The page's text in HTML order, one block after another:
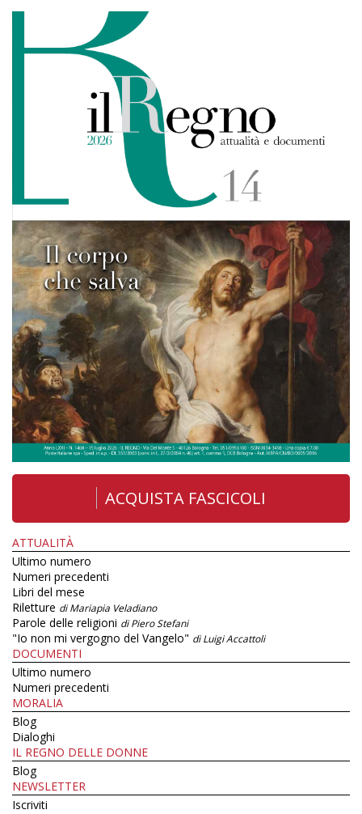
ACQUISTA FASCICOLI
ATTUALITÀ
Ultimo numero
Numeri precedenti
Libri del mese
Riletture di Mariapia Veladiano
Parole delle religioni di Piero Stefani
"Io non mi vergogno del Vangelo" di Luigi Accattoli
DOCUMENTI
Ultimo numero
Numeri precedenti
MORALIA
Blog
Dialoghi
IL REGNO DELLE DONNE
Blog
NEWSLETTER
Iscriviti